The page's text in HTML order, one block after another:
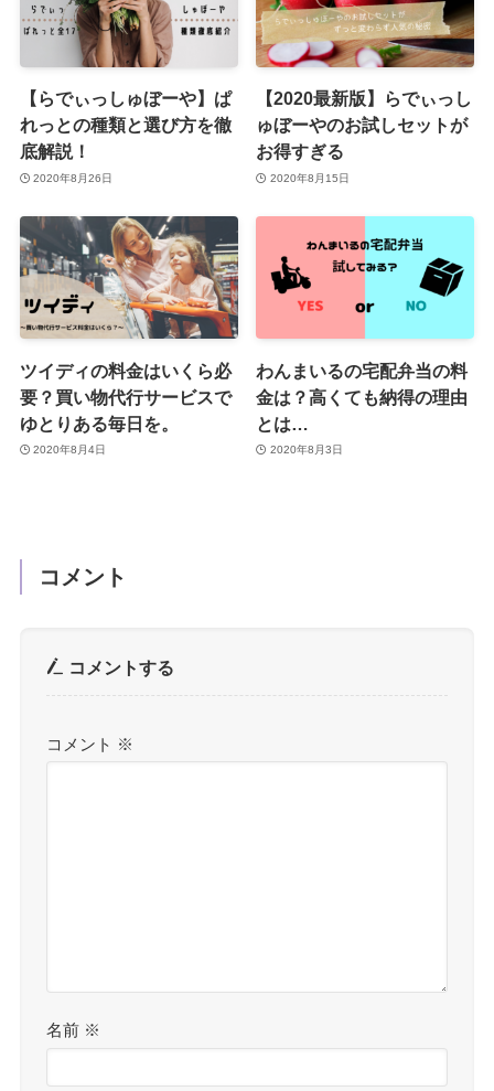
【らでぃっしゅぼーや】ぱ
れっとの種類と選び方を徹
底解説！
2020年8月26日
【2020最新版】らでぃっし
ゅぼーやのお試しセットが
お得すぎる
2020年8月15日
ツイディの料金はいくら必
要？買い物代行サービスで
ゆとりある毎日を。
2020年8月4日
わんまいるの宅配弁当の料
金は？高くても納得の理由
とは…
2020年8月3日
コメント
コメントする
コメント ※
名前 ※